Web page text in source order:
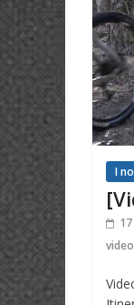
I
video